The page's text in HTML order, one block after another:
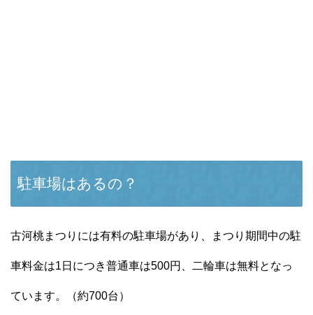
駐車場はあるの？
古河桃まつりには有料の駐車場があり、まつり期間中の駐
車料金は1日につき普通車は500円、二輪車は無料となっ
ています。（約700台）